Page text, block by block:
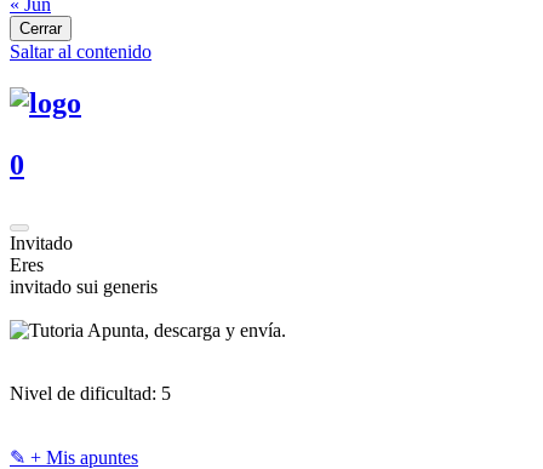
« Jun
Cerrar
Saltar al contenido
0
Invitado
Eres
invitado sui generis
Apunta, descarga y envía.
Nivel de dificultad: 5
✎ + Mis apuntes